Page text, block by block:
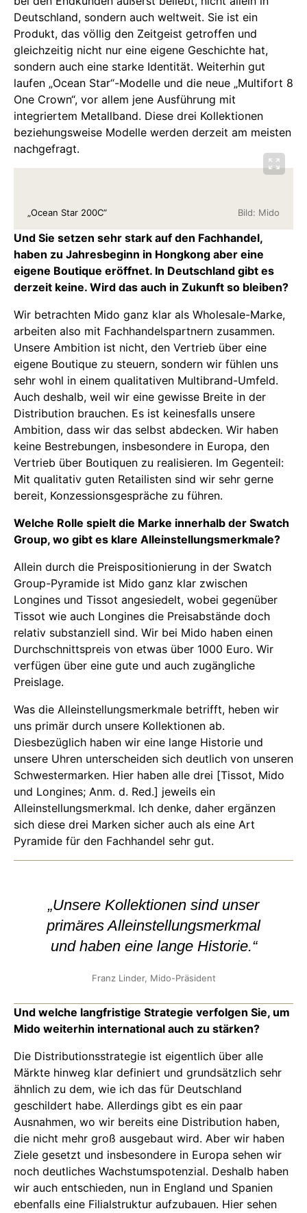
Deutschland, sondern auch weltweit. Sie ist ein
Produkt, das völlig den Zeitgeist getroffen und
gleichzeitig nicht nur eine eigene Geschichte hat,
sondern auch eine starke Identität. Weiterhin gut
laufen „Ocean Star“-Modelle und die neue „Multifort 8
One Crown“, vor allem jene Ausführung mit
integriertem Metallband. Diese drei Kollektionen
beziehungsweise Modelle werden derzeit am meisten
nachgefragt.
„Ocean Star 200C“ Bild: Mido
Und Sie setzen sehr stark auf den Fachhandel,
haben zu Jahresbeginn in Hongkong aber eine
eigene Boutique eröffnet. In Deutschland gibt es
derzeit keine. Wird das auch in Zukunft so bleiben?
Wir betrachten Mido ganz klar als Wholesale-Marke,
arbeiten also mit Fachhandelspartnern zusammen.
Unsere Ambition ist nicht, den Vertrieb über eine
eigene Boutique zu steuern, sondern wir fühlen uns
sehr wohl in einem qualitativen Multibrand-Umfeld.
Auch deshalb, weil wir eine gewisse Breite in der
Distribution brauchen. Es ist keinesfalls unsere
Ambition, dass wir das selbst abdecken. Wir haben
keine Bestrebungen, insbesondere in Europa, den
Vertrieb über Boutiquen zu realisieren. Im Gegenteil:
Mit qualitativ guten Retailisten sind wir sehr gerne
bereit, Konzessionsgespräche zu führen.
Welche Rolle spielt die Marke innerhalb der Swatch
Group, wo gibt es klare Alleinstellungsmerkmale?
Allein durch die Preispositionierung in der Swatch
Group-Pyramide ist Mido ganz klar zwischen
Longines und Tissot angesiedelt, wobei gegenüber
Tissot wie auch Longines die Preisabstände doch
relativ substanziell sind. Wir bei Mido haben einen
Durchschnittspreis von etwas über 1000 Euro. Wir
verfügen über eine gute und auch zugängliche
Preislage.
Was die Alleinstellungsmerkmale betrifft, heben wir
uns primär durch unsere Kollektionen ab.
Diesbezüglich haben wir eine lange Historie und
unsere Uhren unterscheiden sich deutlich von unseren
Schwestermarken. Hier haben alle drei [Tissot, Mido
und Longines; Anm. d. Red.] jeweils ein
Alleinstellungsmerkmal. Ich denke, daher ergänzen
sich diese drei Marken sicher auch als eine Art
Pyramide für den Fachhandel sehr gut.
„Unsere Kollektionen sind unser
primäres Alleinstellungsmerkmal
und haben eine lange Historie.“
Franz Linder, Mido-Präsident
Und welche langfristige Strategie verfolgen Sie, um
Mido weiterhin international auch zu stärken?
Die Distributionsstrategie ist eigentlich über alle
Märkte hinweg klar definiert und grundsätzlich sehr
ähnlich zu dem, wie ich das für Deutschland
geschildert habe. Allerdings gibt es ein paar
Ausnahmen, wo wir bereits eine Distribution haben,
die nicht mehr groß ausgebaut wird. Aber wir haben
Ziele gesetzt und insbesondere in Europa sehen wir
noch deutliches Wachstumspotenzial. Deshalb haben
wir auch entschieden, nun in England und Spanien
ebenfalls eine Filialstruktur aufzubauen. Hier sehen